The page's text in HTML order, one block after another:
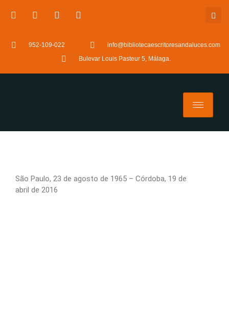
952-109-022
info@bibliotecaescritoresandaluces.com
Bulevar Louis Pasteur 5, Málaga.
São Paulo, 23 de agosto de 1965 – Córdoba, 19 de
abril de 2016